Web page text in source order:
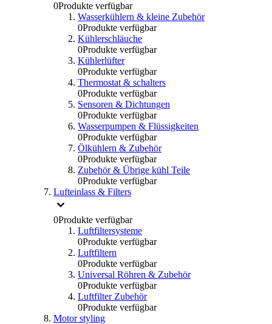
0Produkte verfügbar
Wasserkühlern & kleine Zubehör
0Produkte verfügbar
Kühlerschläuche
0Produkte verfügbar
Kühlerlüfter
0Produkte verfügbar
Thermostat & schalters
0Produkte verfügbar
Sensoren & Dichtungen
0Produkte verfügbar
Wasserpumpen & Flüssigkeiten
0Produkte verfügbar
Ölkühlern & Zubehör
0Produkte verfügbar
Zubehör & Übrige kühl Teile
0Produkte verfügbar
Lufteinlass & Filters
0Produkte verfügbar
Luftfiltersysteme
0Produkte verfügbar
Luftfiltern
0Produkte verfügbar
Universal Röhren & Zubehör
0Produkte verfügbar
Luftfilter Zubehör
0Produkte verfügbar
Motor styling